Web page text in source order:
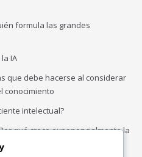
formula las grandes
IA
que debe hacerse al considerar
conocimiento
intelectual?
qué crece exponencialmente la